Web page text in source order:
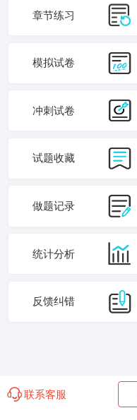
章节练习
模拟试卷
冲刺试卷
试题收藏
做题记录
统计分析
反馈纠错
联系客服